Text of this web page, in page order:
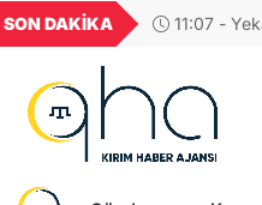
SON DAKİKA
1,1824
18,2404